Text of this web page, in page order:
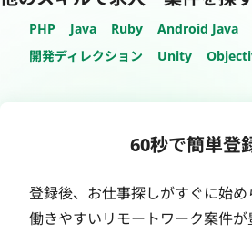
PHP Java Ruby Android Java
開発ディレクション
Unity
60秒で簡単登
登録後、お仕事探しがすぐに始め
働きやすいリモートワーク案件が